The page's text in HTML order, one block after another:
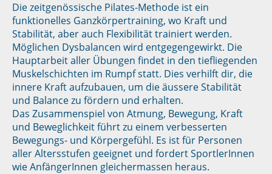
Die zeitgenössische Pilates-Methode ist ein
funktionelles Ganzkörpertraining, wo Kraft und
Stabilität, aber auch Flexibilität trainiert werden.
Möglichen Dysbalancen wird entgegengewirkt. Die
Hauptarbeit aller Übungen findet in den tiefliegenden
Muskelschichten im Rumpf statt. Dies verhilft dir, die
innere Kraft aufzubauen, um die äussere Stabilität
und Balance zu fördern und erhalten.
Das Zusammenspiel von Atmung, Bewegung, Kraft
und Beweglichkeit führt zu einem verbesserten
Bewegungs- und Körpergefühl. Es ist für Personen
aller Altersstufen geeignet und fordert SportlerInnen
wie AnfängerInnen gleichermassen heraus.